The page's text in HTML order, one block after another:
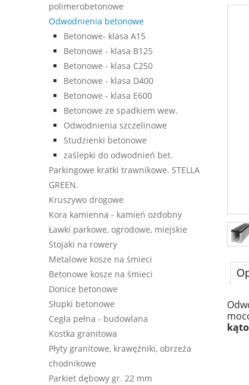
polimerobetonowe
Odwodnienia betonowe
Betonowe- klasa A15
Betonowe - klasa B125
Betonowe - klasa C250
Betonowe - klasa D400
Betonowe - klasa E600
Betonowe ze spadkiem wew.
Odwodnienia szczelinowe
Studzienki betonowe
zaślepki do odwodnień bet.
Parkingowe kratki trawnikowe. STELLA
GREEN.
Kruszywo drogowe
Kora kamienna - kamień ozdobny
Ławki parkowe, ogrodowe, miejskie
Stojaki na rowery
Metalowe kosze na śmieci
Betonowe kosze na śmieci
Donice betonowe
Słupki betonowe
Cegła pełna - budowlana
Kostka granitowa
Płyty granitowe, krawężniki, obrzeża
chodnikowe
Parkiet dębowy gr. 22 mm